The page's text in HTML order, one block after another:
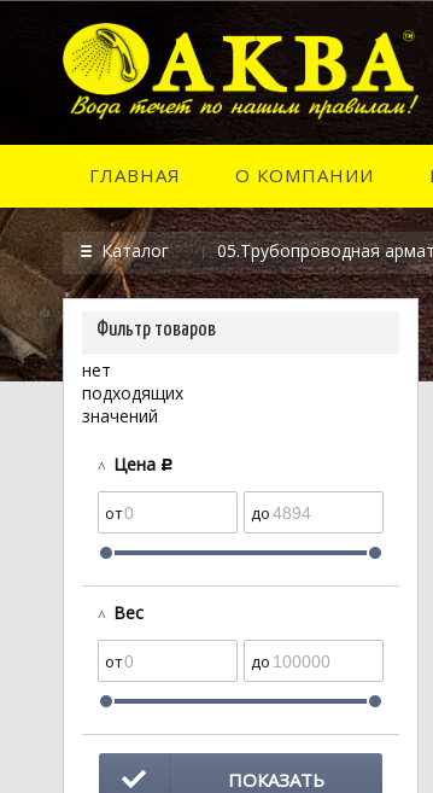
ГЛАВНАЯ О КОМПАНИИ
Каталог 05.Трубопроводная
Фильтр товаров
нет
подходящих
значений
Цена c
Вес
ПОКАЗАТЬ